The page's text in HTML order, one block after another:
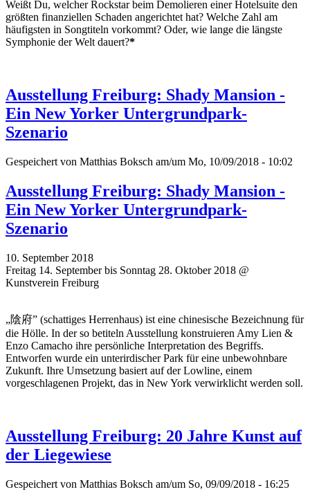
Weißt Du, welcher Rockstar beim Demolieren einer Hotelsuite den
größten finanziellen Schaden angerichtet hat? Welche Zahl am
häufigsten in Songtiteln vorkommt? Oder, wie lange die längste
Symphonie der Welt dauert?*
Ausstellung Freiburg: Shady Mansion -
Ein New Yorker Untergrundpark-
Szenario
Gespeichert von Matthias Boksch am/um Mo, 10/09/2018 - 10:02
Ausstellung Freiburg: Shady Mansion -
Ein New Yorker Untergrundpark-
Szenario
10. September 2018
Freitag 14. September bis Sonntag 28. Oktober 2018 @
Kunstverein Freiburg
„陰府” (schattiges Herrenhaus) ist eine chinesische Bezeichnung für
die Hölle. In der so betiteln Ausstellung konstruieren Amy Lien &
Enzo Camacho ihre persönliche Interpretation des Begriffs.
Entworfen wurde ein unterirdischer Park für eine unbewohnbare
Zukunft. Ihre Umsetzung basiert auf der Lowline, einem
vorgeschlagenen Projekt, das in New York verwirklicht werden soll.
Ausstellung Freiburg: 20 Jahre Kunst auf
der Liegewiese
Gespeichert von Matthias Boksch am/um So, 09/09/2018 - 16:25